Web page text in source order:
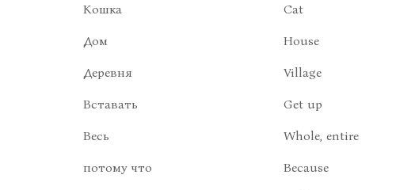
Кошка Cat
Дом House
Деревня Village
Вставать Get up
Весь Whole, entire
потому что Because